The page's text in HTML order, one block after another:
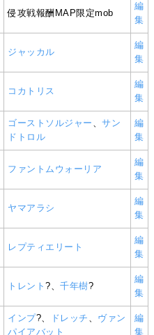
侵攻戦報酬MAP限定mob
編
集
ジャッカル
編
集
コカトリス
編
集
ゴーストソルジャー 、サン
ドトロル
編
集
ファントムウォーリア
編
集
ヤマアラシ
編
集
レプティエリート
編
集
トレント?、千年樹?
編
集
インプ?、 ドレッチ 、 ヴァン
パイアバット
編
集